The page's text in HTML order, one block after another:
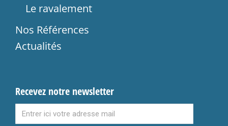
Le ravalement
Nos Références
Actualités
Recevez notre newsletter